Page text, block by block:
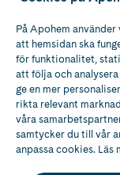
Apotek med
av
På Apohem
att hemsidan ska
för funktionalitet,
att följa och
ge en mer
rikta relevant
våra
samtycker du till vår
anpassa cookies. Läs